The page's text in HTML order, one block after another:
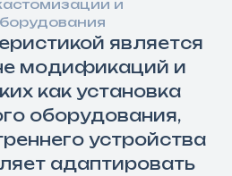
и
является
модификаций и
как установка
оборудования,
устройства
адаптировать